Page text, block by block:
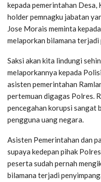
kepada pemerintahan
holder pemnagku jabatan
Jose Morais meminta
melaporkan bilamana terjadi
Saksi akan kita lindungi
melaporkannya kepada
asisten pemerintahan
pertemuan digagas Polres.
pencegahan korupsi sangat
pengguna uang negara.
Asisten Pemerintahan dan
supaya kedepan pihak
peserta sudah pernah
bilamana terjadi